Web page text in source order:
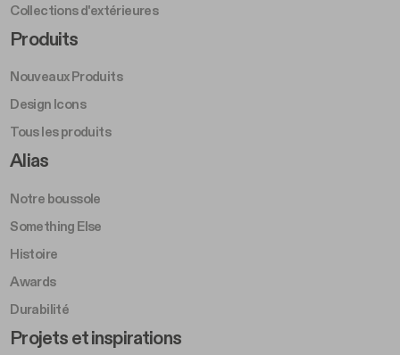
Collections d'extérieures
Footer Right Middle A
Produits
Nouveaux Produits
Design Icons
Tous les produits
Footer Right A
Alias
Notre boussole
Something Else
Histoire
Awards
Durabilité
Footer Left Middle B
Projets et inspirations